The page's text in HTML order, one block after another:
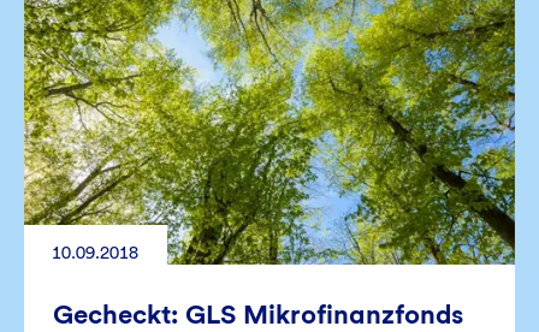
10.09.2018
Gecheckt: GLS Mikrofinanzfonds